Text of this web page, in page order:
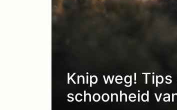
Knip weg!
schoonheid